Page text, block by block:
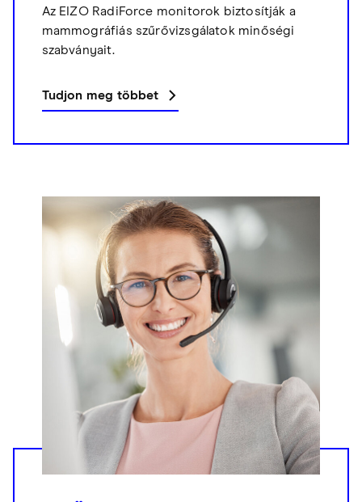
Az EIZO RadiForce monitorok biztosítják a
mammográfiás szűrővizsgálatok minőségi
szabványait.
Tudjon meg többet